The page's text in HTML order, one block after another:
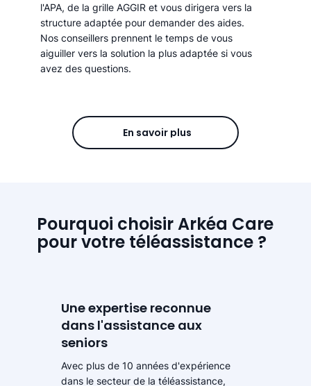
l'APA, de la grille AGGIR et vous dirigera vers la
structure adaptée pour demander des aides.
Nos conseillers prennent le temps de vous
aiguiller vers la solution la plus adaptée si vous
avez des questions.
En savoir plus
Pourquoi choisir Arkéa Care
pour votre téléassistance ?
Une expertise reconnue
dans l'assistance aux
seniors
Avec plus de 10 années d'expérience
dans le secteur de la téléassistance,